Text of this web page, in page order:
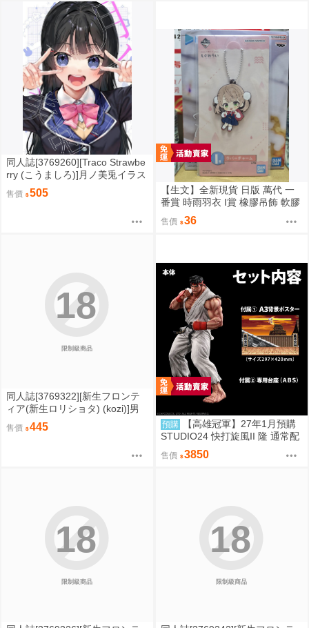
同人誌[3769260][Traco Strawbe
rry (こうましろ)]月ノ美兎イラス
ト本 (彩虹社)
售價 505
【生文】全新現貨 日版 萬代 一
番賞 時雨羽衣 I賞 橡膠吊飾 軟膠
吊飾（4）時雨羽衣（しぐれう
い）
售價 36
限制級商品
18
同人誌[3769322][新生フロンテ
ィア(新生ロリショタ) (kozi)]男
の娘NTR●●カラオケ (偽娘)
售價 445 預購
【高雄冠軍】27年1月預購
STUDIO24 快打旋風II 隆 通常配
色 完成品 高約18公分 免訂金082
1
售價 3850
限制級商品
18
限制級商品
18